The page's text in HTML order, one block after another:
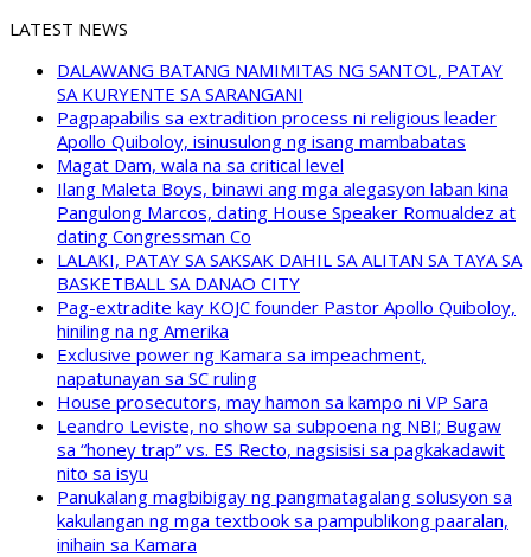
LATEST NEWS
DALAWANG BATANG NAMIMITAS NG SANTOL, PATAY
SA KURYENTE SA SARANGANI
Pagpapabilis sa extradition process ni religious leader
Apollo Quiboloy, isinusulong ng isang mambabatas
Magat Dam, wala na sa critical level
Ilang Maleta Boys, binawi ang mga alegasyon laban kina
Pangulong Marcos, dating House Speaker Romualdez at
dating Congressman Co
LALAKI, PATAY SA SAKSAK DAHIL SA ALITAN SA TAYA SA
BASKETBALL SA DANAO CITY
Pag-extradite kay KOJC founder Pastor Apollo Quiboloy,
hiniling na ng Amerika
Exclusive power ng Kamara sa impeachment,
napatunayan sa SC ruling
House prosecutors, may hamon sa kampo ni VP Sara
Leandro Leviste, no show sa subpoena ng NBI; Bugaw
sa “honey trap” vs. ES Recto, nagsisisi sa pagkakadawit
nito sa isyu
Panukalang magbibigay ng pangmatagalang solusyon sa
kakulangan ng mga textbook sa pampublikong paaralan,
inihain sa Kamara